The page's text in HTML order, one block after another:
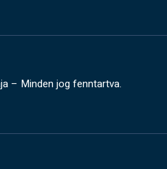
– Minden jog fenntartva.